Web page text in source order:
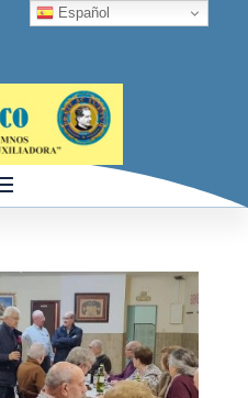
Español